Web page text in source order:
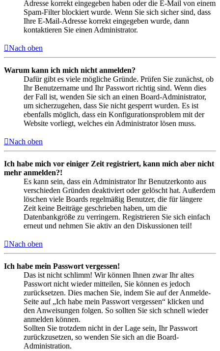
Adresse korrekt eingegeben haben oder die E-Mail von einem
Spam-Filter blockiert wurde. Wenn Sie sich sicher sind, dass
Ihre E-Mail-Adresse korrekt eingegeben wurde, dann
kontaktieren Sie einen Administrator.
Nach oben
Warum kann ich mich nicht anmelden?
Dafür gibt es viele mögliche Gründe. Prüfen Sie zunächst, ob
Ihr Benutzername und Ihr Passwort richtig sind. Wenn dies
der Fall ist, wenden Sie sich an einen Board-Administrator,
um sicherzugehen, dass Sie nicht gesperrt wurden. Es ist
ebenfalls möglich, dass ein Konfigurationsproblem mit der
Website vorliegt, welches ein Administrator lösen muss.
Nach oben
Ich habe mich vor einiger Zeit registriert, kann mich aber nicht
mehr anmelden?!
Es kann sein, dass ein Administrator Ihr Benutzerkonto aus
verschieden Gründen deaktiviert oder gelöscht hat. Außerdem
löschen viele Boards regelmäßig Benutzer, die für längere
Zeit keine Beiträge geschrieben haben, um die
Datenbankgröße zu verringern. Registrieren Sie sich einfach
erneut und nehmen Sie aktiv an den Diskussionen teil!
Nach oben
Ich habe mein Passwort vergessen!
Das ist nicht schlimm! Wir können Ihnen zwar Ihr altes
Passwort nicht wieder mitteilen, Sie können es jedoch
zurücksetzen. Dies machen Sie, indem Sie auf der Anmelde-
Seite auf „Ich habe mein Passwort vergessen“ klicken und
den Anweisungen folgen. So sollten Sie sich schnell wieder
anmelden können.
Sollten Sie trotzdem nicht in der Lage sein, Ihr Passwort
zurückzusetzen, so wenden Sie sich an die Board-
Administration.